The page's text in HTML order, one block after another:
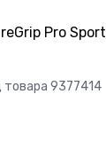
Pro Sport
товара 9377414